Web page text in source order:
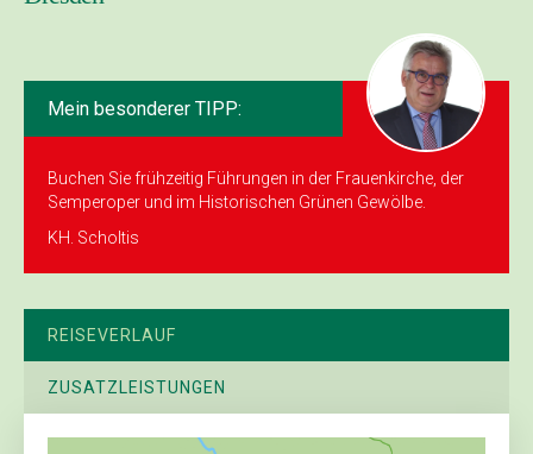
Mein besonderer TIPP:
Buchen Sie frühzeitig ­Führungen in der Frauenkirche, der
Semperoper und im Historischen Grünen Gewölbe.
KH. Scholtis
REISEVERLAUF
ZUSATZLEISTUNGEN